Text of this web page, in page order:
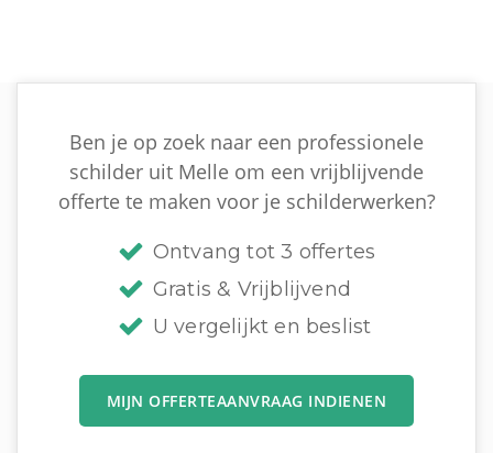
Ben je op zoek naar een professionele
schilder uit Melle om een vrijblijvende
offerte te maken voor je schilderwerken?
Ontvang tot 3 offertes
Gratis & Vrijblijvend
U vergelijkt en beslist
MIJN OFFERTEAANVRAAG INDIENEN